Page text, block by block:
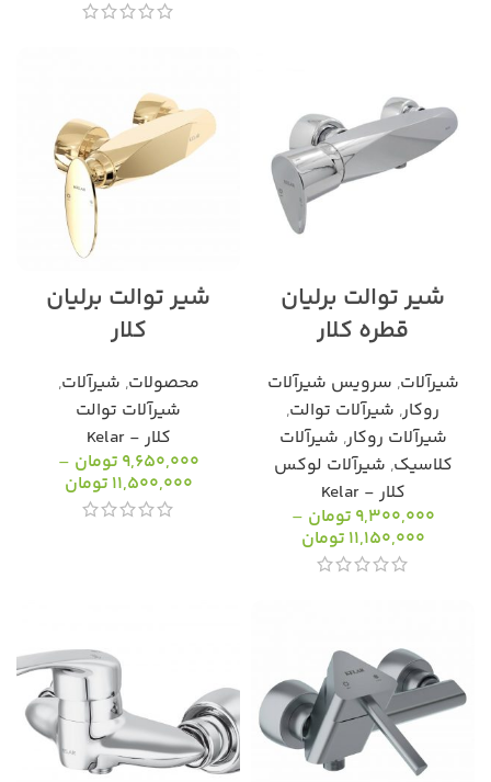
شیر توالت برلیان
قطره کلار
شیرآلات, سرویس شیرآلات
روکار, شیرآلات توالت,
شیرآلات روکار, شیرآلات
کلاسیک, شیرآلات لوکس
کلار - Kelar
9,300,000 تومان –
11,150,000 تومان
شیر توالت برلیان
کلار
محصولات, شیرآلات,
شیرآلات توالت
کلار - Kelar
9,650,000 تومان –
11,500,000 تومان